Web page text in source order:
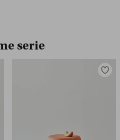
serie
Tilføj